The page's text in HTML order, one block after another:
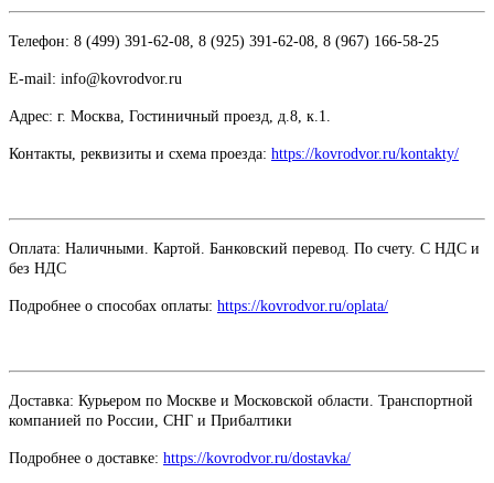
Телефон: 8 (499) 391-62-08, 8 (925) 391-62-08, 8 (967) 166-58-25
E-mail: info@kovrodvor.ru
Адрес: г. Москва, Гостиничный проезд, д.8, к.1.
Контакты, реквизиты и схема проезда: https://kovrodvor.ru/kontakty/
Оплата: Наличными. Картой. Банковский перевод. По счету. С НДС и
без НДС
Подробнее о способах оплаты: https://kovrodvor.ru/oplata/
Доставка: Курьером по Москве и Московской области. Транспортной
компанией по России, СНГ и Прибалтики
Подробнее о доставке: https://kovrodvor.ru/dostavka/